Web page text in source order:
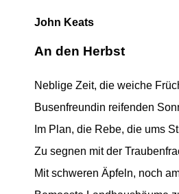
John Keats
An den Herbst
Neblige Zeit, die weiche
Busenfreundin reifenden
Im Plan, die Rebe, die ums
Zu segnen mit der
Mit schweren Äpfeln, noch